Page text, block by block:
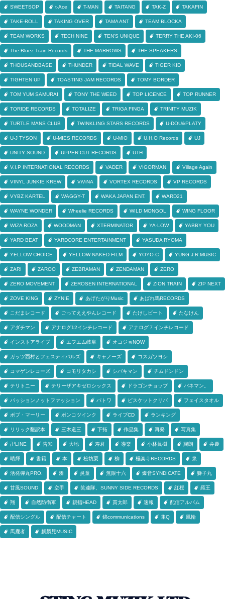
SWEETSOP t-Ace T-MAN TAITANG TAK-Z TAKAFIN
TAKE-ROLL TAKING OVER TAMA ANT TEAM BLOCKA
TEAM WORKS TECH NINE TEN'S UNIQUE TERRY THE AKI-06
The Bluez Train Records THE MARROWS THE SPEAKERS
THOUSANDBASE THUNDER TIDAL WAVE TIGER KID
TIGHTEN UP TOASTING JAM RECORDS TOMY BORDER
TOM YUM SAMURAI TONY THE WEED TOP LICENCE TOP RUNNER
TORIDE RECORDS TOTALIZE TRIGA FINGA TRINITY MUZIK
TURTLE MANS CLUB TWINKLING STARS RECORDS U-DOU&PLATY
U-J TYSON U-MIES RECORDS U-MIO U.H.O Records UJ
UNITY SOUND UPPER CUT RECORDS UTH
V.I.P INTERNATIONAL RECORDS VADER VIGORMAN Village Again
VINYL JUNKIE KREW ViViNA VORTEX RECORDS VP RECORDS
VYBZ KARTEL WAGGY-T WAKA JAPAN ENT. WARD21
WAYNE WONDER Wheelie RECORDS WILD MONGOL WING FLOOR
WIZA ROZA WOODMAN XTERMINATOR YA-LOW YABBY YOU
YARD BEAT YARDCORE ENTERTAINMENT YASUDA RYOMA
YELLOW CHOICE YELLOW NAKED FILM YOYO-C YUNG J.R MUSIC
ZARI ZAROO ZEBRAMAN ZENDAMAN ZERO
ZERO MOVEMENT ZEROSEN INTERNATIONAL ZION TRAIN ZIP NEXT
ZOVE KING ZYNIE あげたがりMusic あばれ馬RECORDS
こだまレコード ごってええやんレコード たけしビート たなけん
アダチマン アナログ12インチレコード アナログ７インチレコード
インストアライブ エフエム岐阜 オコジョNOW
ガッツ西村とフェスティバルズ キャノーズ コスガツヨシ
コマゲンレコーズ コモリタカシ シバキマン チムドンドン
テリトニー テリーザアキゼロシックス ドラゴンチョップ バネマン。
パッションノットファッション パトワ ビスケットクリバ フェイスタオル
ボブ・マーリー ポンコツインク ライブCD ランキング
リリック翻訳本 三木道三 下拓 作品集 再発 写真集
卍LINE 告知 大地 寿君 導楽 小林眞樹 巽朗 弁慶
晴輝 書籍 本 松坊栗 柳 極楽寺RECORDS 泉
活発弾丸PRO. 湊 炎童 無限十六 爆音SYNDICATE 獅子丸
甘風SOUND 空手 笑連隊、SUNNY SIDE RECORDS 紅桜 羅王
翔 自然防衛軍 親指HEAD 貫太郎 速報 配信アルバム
配信シングル 配信チャート 錦communications 隼Q 風輪
馬鹿者 麒麟児MUSIC